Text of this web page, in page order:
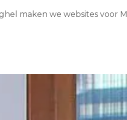
maken we websites voor